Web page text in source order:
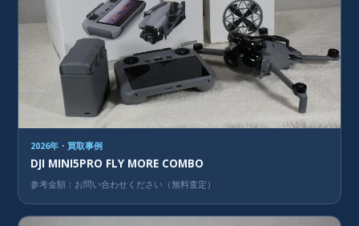
2026年・買取事例
DJI MINI5PRO FLY MORE COMBO
参考金額：お問い合わせください（無料査定）